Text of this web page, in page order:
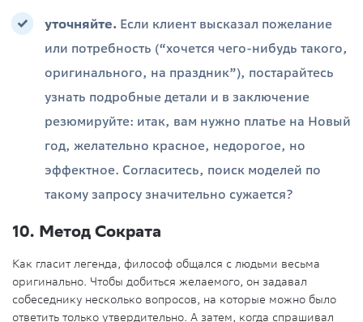
уточняйте. Если клиент высказал пожелание
или потребность (“хочется чего-нибудь такого,
оригинального, на праздник”), постарайтесь
узнать подробные детали и в заключение
резюмируйте: итак, вам нужно платье на Новый
год, желательно красное, недорогое, но
эффектное. Согласитесь, поиск моделей по
такому запросу значительно сужается?
10. Метод Сократа
Как гласит легенда, философ общался с людьми весьма
оригинально. Чтобы добиться желаемого, он задавал
собеседнику несколько вопросов, на которые можно было
ответить только утвердительно. А затем, когда спрашивал